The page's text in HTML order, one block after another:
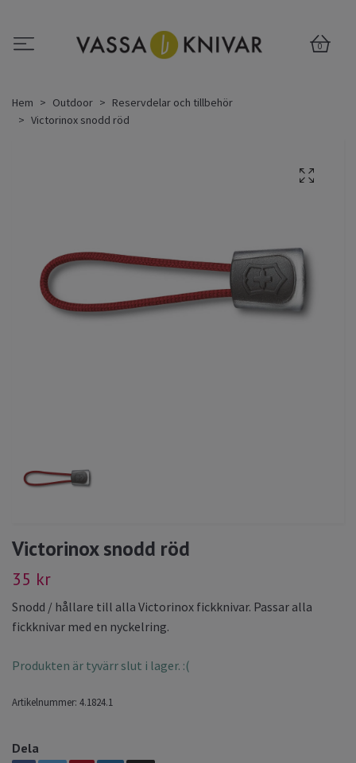
0
Hem Outdoor
Reservdelar och tillbehör
Victorinox snodd röd
Victorinox snodd röd
35 kr
Snodd / hållare till alla Victorinox fickknivar. Passar alla
fickknivar med en nyckelring.
Produkten är tyvärr slut i lager. :(
Artikelnummer: 4.1824.1
Dela